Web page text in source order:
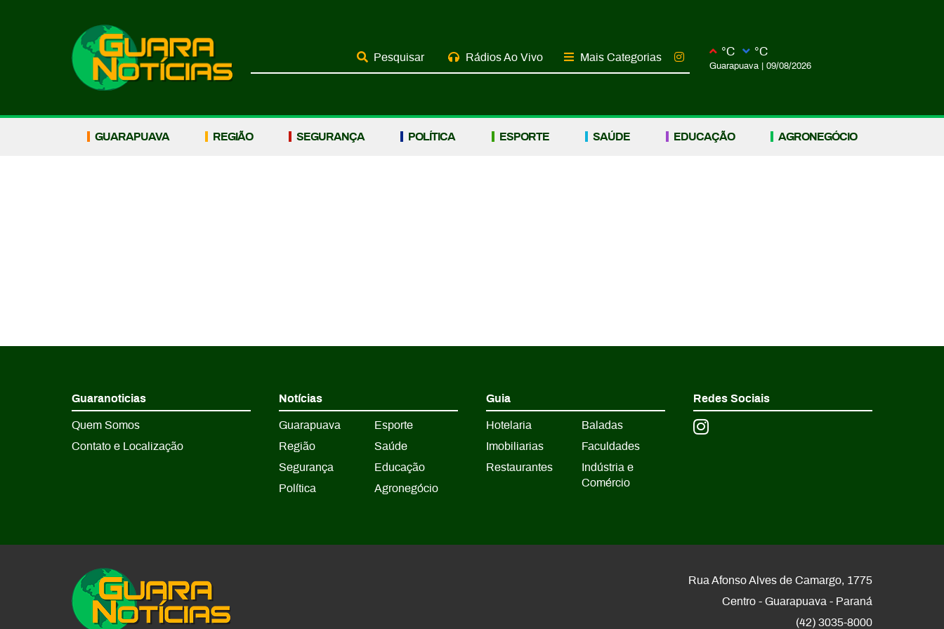
Rádios Ao Vivo Mais Categorias °C °C
Guarapuava 09/08/2026
GUARAPUAVA REGIÃO SEGURANÇA POLÍTICA ESPORTE SAÚDE EDUCAÇÃO AGRONEGÓCIO
Guaranoticias
Quem Somos
Contato e Localização
Notícias
Guarapuava
Região
Segurança
Política
Esporte
Saúde
Educação
Agronegócio
Guia
Hotelaria
Imobiliarias
Restaurantes
Baladas
Faculdades
Indústria e
Comércio
Redes Sociais
Rua Afonso Alves de Camargo, 1775
Centro - Guarapuava - Paraná
(42) 3035-8000